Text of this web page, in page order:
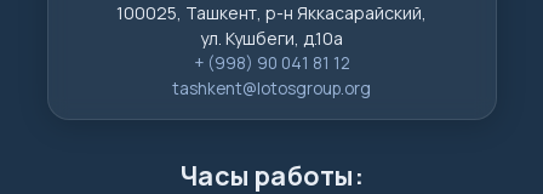
100025, Ташкент, р-н Яккасарайский,
ул. Кушбеги, д.10а
+ (998) 90 041 81 12
tashkent@lotosgroup.org
Часы работы: